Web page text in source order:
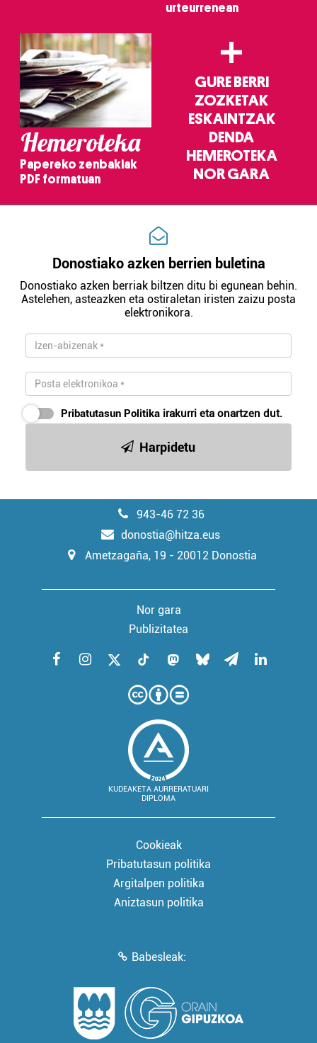
urteurrenean
Hemeroteka
Papereko zenbakiak
PDF formatuan
+
GURE BERRI
ZOZKETAK
ESKAINTZAK
DENDA
HEMEROTEKA
NOR GARA
Donostiako azken berrien buletina
Donostiako azken berriak biltzen ditu bi egunean behin.
Astelehen, asteazken eta ostiraletan iristen zaizu posta
elektronikora.
Pribatutasun Politika irakurri eta onartzen dut.
Harpidetu
943-46 72 36
donostia@hitza.eus
Ametzagaña, 19 - 20012 Donostia
Nor gara
Publizitatea
KUDEAKETA AURRERATUARI
DIPLOMA
Cookieak
Pribatutasun politika
Argitalpen politika
Aniztasun politika
Babesleak: